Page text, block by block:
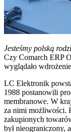
Jesteśmy polską
Czy Comarch ERP
wyglądało
LC Elektronik
1988 postanowili
membranowe. W
za nimi możliwości.
zakupionych
był nieograniczony,